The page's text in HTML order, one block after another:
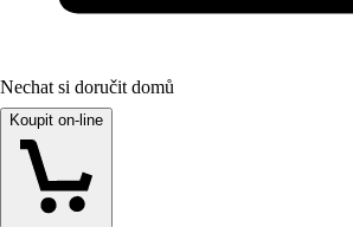
Nechat si doručit domů
Koupit on-line